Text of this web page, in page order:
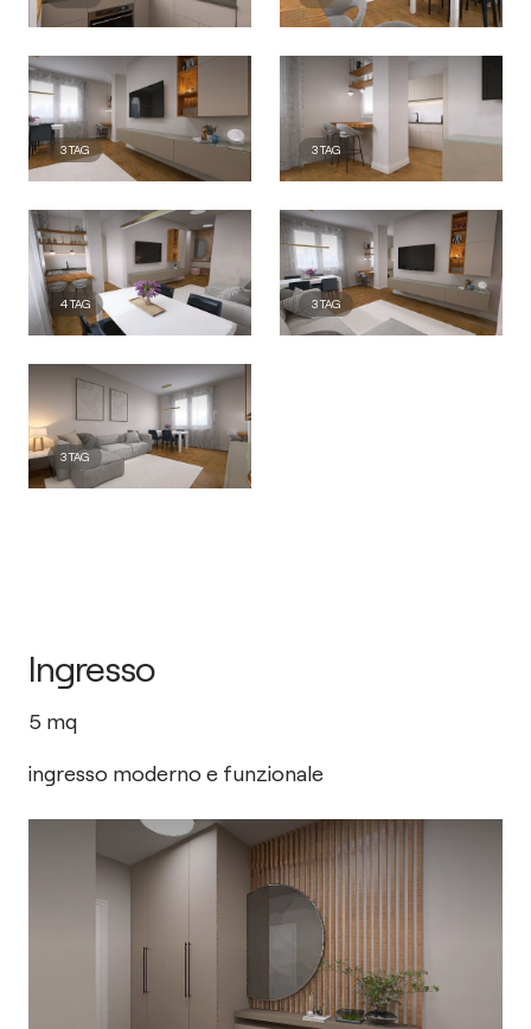
3TAG
4TAG
3TAG
3TAG
3TAG
Ingresso
5 mq
ingresso moderno e funzionale